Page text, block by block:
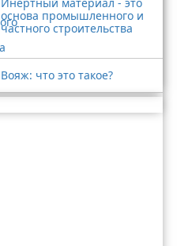
основа промышленного и
частного строительства
Вояж: что это такое?